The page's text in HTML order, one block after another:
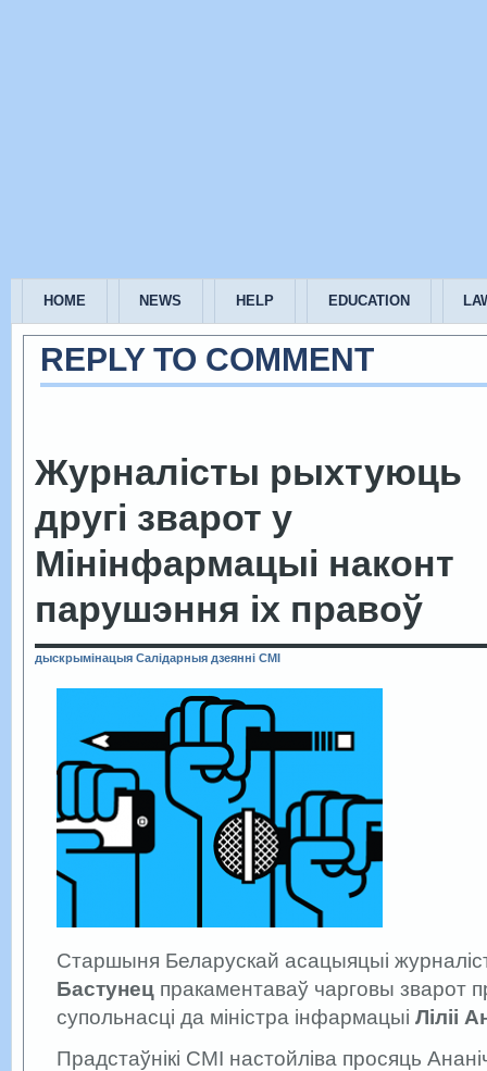
HOME NEWS HELP EDUCATION
REPLY TO COMMENT
Журналісты рыхтуюць
другі зварот у
Мінінфармацыі наконт
парушэння іх правоў
дыскрымінацыя Салідарныя дзеянні СМІ
Старшыня Беларускай асацыяцыі
Бастунец пракаментаваў чарговы зварот
супольнасці да міністра інфармацыі Ліліі
Прадстаўнікі СМІ настойліва просяць